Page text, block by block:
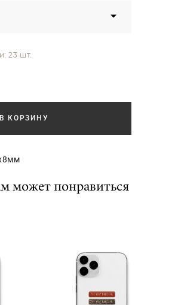
23 шт.
В КОРЗИНУ
может понравиться